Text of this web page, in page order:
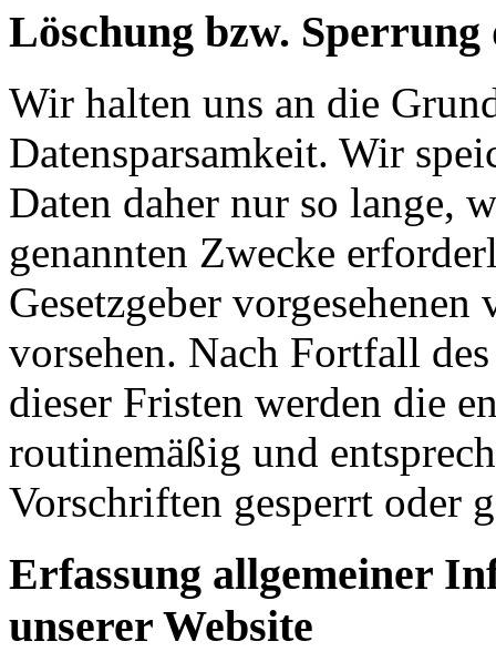
Löschung bzw. Sperrung
Wir halten uns an die
Datensparsamkeit. Wir
Daten daher nur so lange,
genannten Zwecke
Gesetzgeber
vorsehen. Nach Fortfall
dieser Fristen werden die
routinemäßig und
Vorschriften gesperrt oder
Erfassung allgemeiner
unserer Website